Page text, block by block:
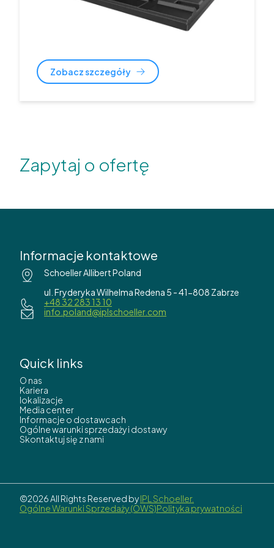
Zobacz szczegóły
Zapytaj o ofertę
Informacje kontaktowe
Schoeller Allibert Poland
ul. Fryderyka Wilhelma Redena 5 - 41-808 Zabrze
+48 32 283 13 10
info.poland@iplschoeller.com
Quick links
O nas
Kariera
lokalizacje
Media center
Informacje o dostawcach
Ogólne warunki sprzedaży i dostawy
Skontaktuj się z nami
©2026 All Rights Reserved byIPL Schoeller.
Ogólne Warunki Sprzedaży (OWS)Polityka prywatności